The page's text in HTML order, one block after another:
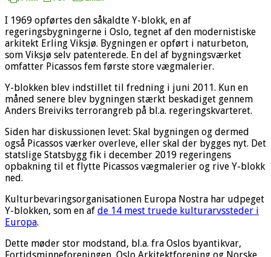
I 1969 opførtes den såkaldte Y-blokk, en af
regeringsbygningerne i Oslo, tegnet af den modernistiske
arkitekt Erling Viksjø. Bygningen er opført i naturbeton,
som Viksjø selv patenterede. En del af bygningsværket
omfatter Picassos fem første store vægmalerier.
Y-blokken blev indstillet til fredning i juni 2011. Kun en
måned senere blev bygningen stærkt beskadiget gennem
Anders Breiviks terrorangreb på bl.a. regeringskvarteret.
Siden har diskussionen levet: Skal bygningen og dermed
også Picassos værker overleve, eller skal der bygges nyt. Det
statslige Statsbygg fik i december 2019 regeringens
opbakning til et flytte Picassos vægmalerier og rive Y-blokk
ned.
Kulturbevaringsorganisationen Europa Nostra har udpeget
Y-blokken, som en af de 14 mest truede kulturarvssteder i
Europa.
Dette møder stor modstand, bl.a. fra Oslos byantikvar,
Fortidsminneforeningen, Oslo Arkitektforening og Norske